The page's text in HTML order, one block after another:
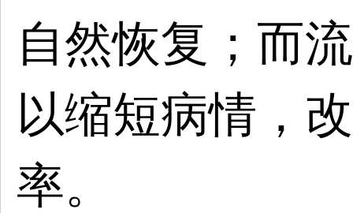
自然恢复；而
以缩短病情，
率。